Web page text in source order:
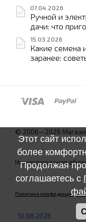
07.04.2026
Ручной и
дачи: что
15.03.2026
Какие семена
заранее:
© 2006—2026
Нижегородская
Политика
10.08.2026
Этот сайт
более
Продолжая
соглашаетесь с